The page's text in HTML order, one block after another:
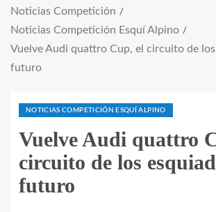
Noticias Competición
Noticias Competición Esquí Alpino
Vuelve Audi quattro Cup, el circuito de los
futuro
NOTICIAS COMPETICIÓN ESQUÍ ALPINO
Vuelve Audi quattro
circuito de los
futuro